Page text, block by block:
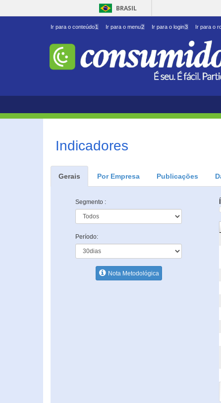
BRASIL
Ir para o conteúdo1 Ir para o menu2 Ir para o login3 Ir para o
Indicadores
Gerais Por Empresa Publicações
Segmento :
Período:
Nota Metodológica